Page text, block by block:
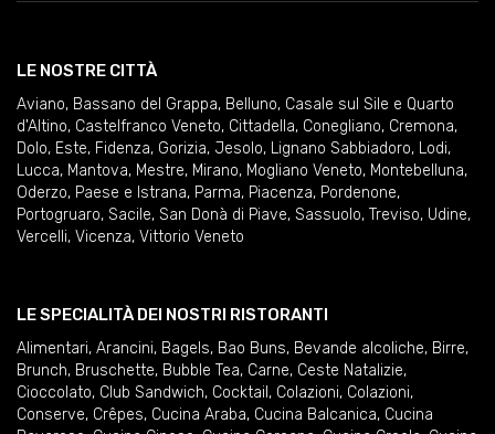
LE NOSTRE CITTÀ
Aviano, Bassano del Grappa, Belluno, Casale sul Sile e Quarto
d'Altino, Castelfranco Veneto, Cittadella, Conegliano, Cremona,
Dolo, Este, Fidenza, Gorizia, Jesolo, Lignano Sabbiadoro, Lodi,
Lucca, Mantova, Mestre, Mirano, Mogliano Veneto, Montebelluna,
Oderzo, Paese e Istrana, Parma, Piacenza, Pordenone,
Portogruaro, Sacile, San Donà di Piave, Sassuolo, Treviso, Udine,
Vercelli, Vicenza, Vittorio Veneto
LE SPECIALITÀ DEI NOSTRI RISTORANTI
Alimentari, Arancini, Bagels, Bao Buns, Bevande alcoliche, Birre,
Brunch, Bruschette, Bubble Tea, Carne, Ceste Natalizie,
Cioccolato, Club Sandwich, Cocktail , Colazioni, Colazioni,
Conserve, Crêpes, Cucina Araba, Cucina Balcanica, Cucina